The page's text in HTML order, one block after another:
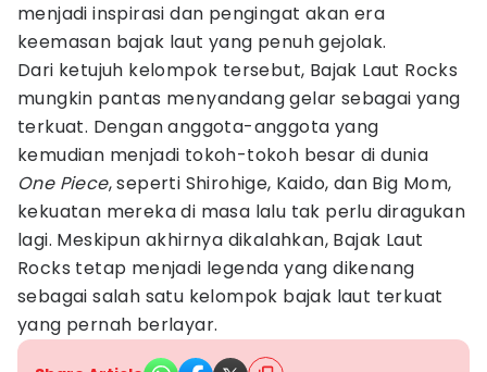
menjadi inspirasi dan pengingat akan era
keemasan bajak laut yang penuh gejolak.
Dari ketujuh kelompok tersebut, Bajak Laut Rocks
mungkin pantas menyandang gelar sebagai yang
terkuat. Dengan anggota-anggota yang
kemudian menjadi tokoh-tokoh besar di dunia
One Piece, seperti Shirohige, Kaido, dan Big Mom,
kekuatan mereka di masa lalu tak perlu diragukan
lagi. Meskipun akhirnya dikalahkan, Bajak Laut
Rocks tetap menjadi legenda yang dikenang
sebagai salah satu kelompok bajak laut terkuat
yang pernah berlayar.